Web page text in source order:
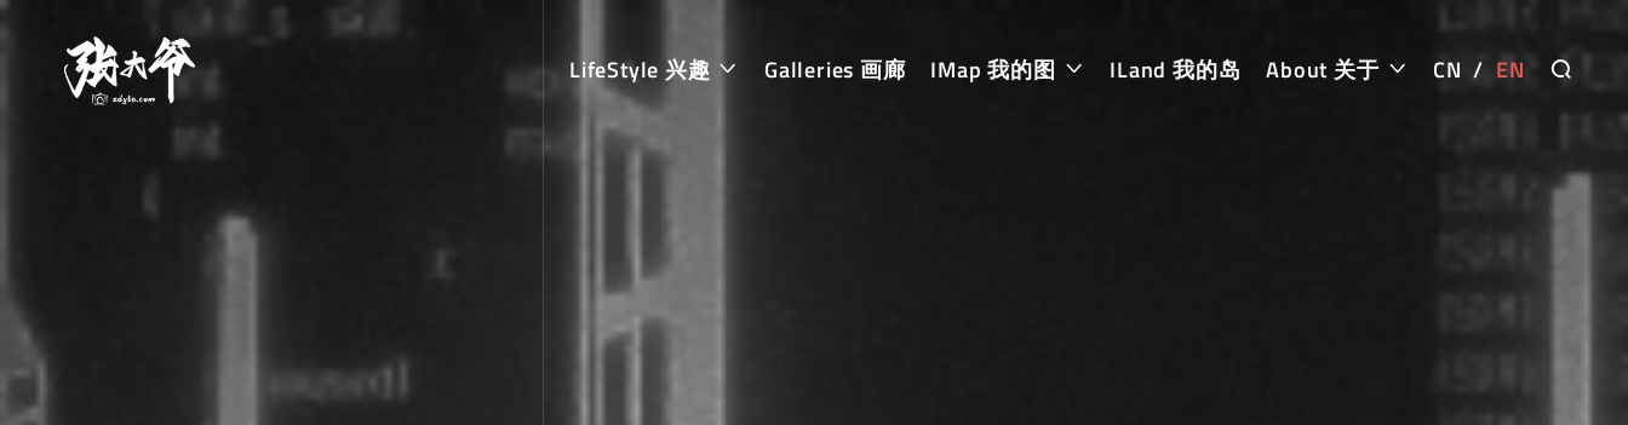
LifeStyle 兴趣 Galleries 画廊 IMap 我的图 ILand 我的岛 About 关于 CN / EN